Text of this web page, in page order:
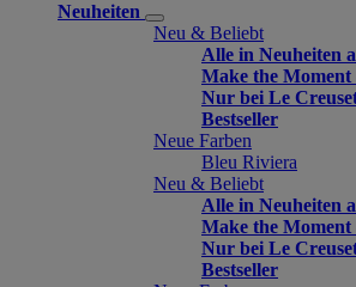
Neuheiten
Neu & Beliebt
Alle in Neuheiten
Make the
Nur bei Le
Bestseller
Neue Farben
Bleu Riviera
Neu & Beliebt
Alle in Neuheiten
Make the
Nur bei Le
Bestseller